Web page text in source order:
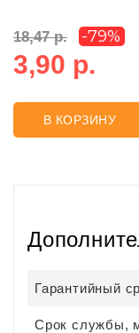
18,47 р. -79%
3,90 р.
В КОРЗИНУ
Гарантийный
Срок службы,